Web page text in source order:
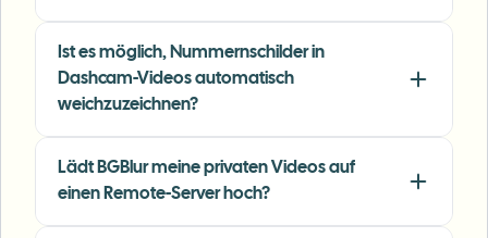
Lisa Thompson
Freelance Video Editor
"We rely on the motion-aware blur and plate
anonymization for on-the-go product demos.
It's fast, consistent, and saves legal review
Ist es möglich, Nummernschilder in
Dashcam-Videos automatisch
weichzuzeichnen?
Lädt BGBlur meine privaten Videos auf
einen Remote-Server hoch?